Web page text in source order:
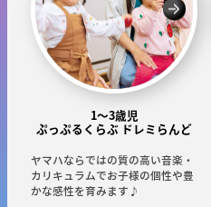
1～3歳児
ぷっぷるくらぶ ドレミらんど
ヤマハならではの質の高い音楽・
カリキュラムでお子様の個性や豊
かな感性を育みます♪